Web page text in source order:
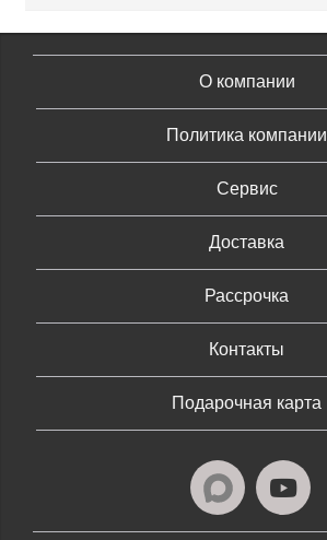
О компании
Политика компании
Сервис
Доставка
Рассрочка
Контакты
Подарочная карта